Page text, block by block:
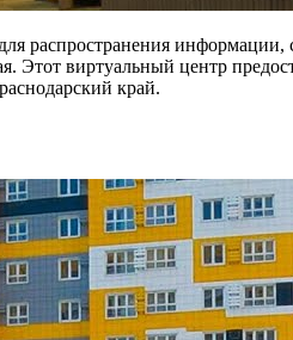
информации,
Этот виртуальный центр
край.